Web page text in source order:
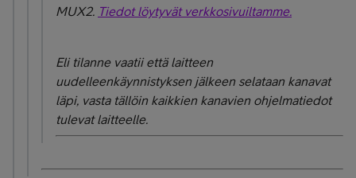
MUX2. Tiedot löytyvät verkkosivuiltamme.
Eli tilanne vaatii että laitteen
uudelleenkäynnistyksen jälkeen selataan kanavat
läpi, vasta tällöin kaikkien kanavien ohjelmatiedot
tulevat laitteelle.